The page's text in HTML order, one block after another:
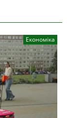
Економіка